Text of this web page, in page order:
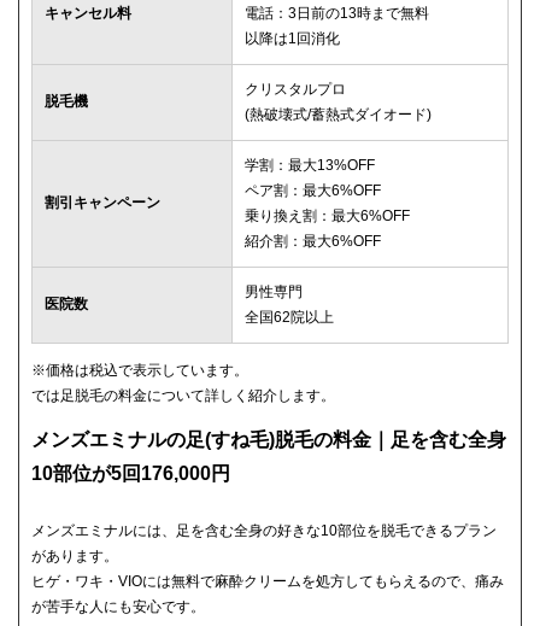
キャンセル料
電話：3日前の13時まで無料
以降は1回消化
脱毛機
クリスタルプロ
(熱破壊式/蓄熱式ダイオード)
割引キャンペーン
学割：最大13%OFF
ペア割：最大6%OFF
乗り換え割：最大6%OFF
紹介割：最大6%OFF
医院数
男性専門
全国62院以上
※価格は税込で表示しています。
では足脱毛の料金について詳しく紹介します。
メンズエミナルの足(すね毛)脱毛の料金｜足を含む全身
10部位が5回176,000円
メンズエミナルには、足を含む全身の好きな10部位を脱毛できるプラン
があります。
ヒゲ・ワキ・VIOには無料で麻酔クリームを処方してもらえるので、痛み
が苦手な人にも安心です。